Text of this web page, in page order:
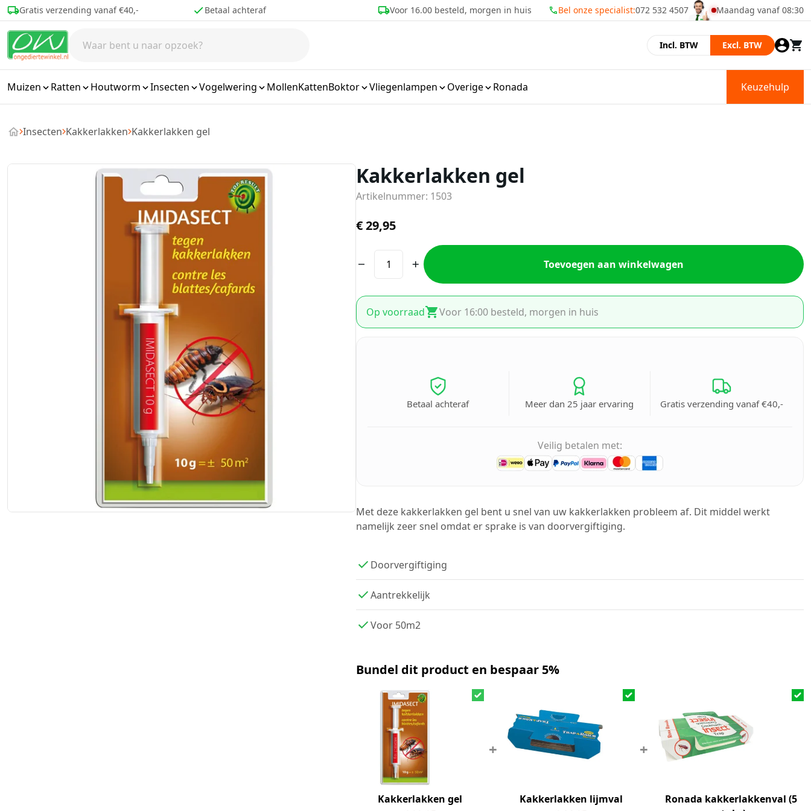
Ga naar de inhoud
Betaal achteraf Voor 16.00 besteld, morgen in huis Meer dan 25 jaar ervaring Bel onze specialist:072 532 4507
Momenteel zijn wij
Maandag vanaf 08:30
Incl. BTW Excl. BTW
Muizen Ratten Houtworm Insecten Vogelwering MollenKattenBoktor Vliegenlampen Overige Ronada Keuzehulp
Insecten Kakkerlakken Kakkerlakken gel
Kakkerlakken gel
Artikelnummer: 1503
€29,95
Toevoegen aan winkelwagen
Op voorraad Voor 16:00 besteld, morgen in huis
Betaal achteraf Meer dan 25 jaar ervaring Gratis verzending vanaf €40,-
Veilig betalen met:
Met deze kakkerlakken gel bent u snel van uw kakkerlakken probleem af. Dit middel werkt
namelijk zeer snel omdat er sprake is van doorvergiftiging.
Doorvergiftiging
Aantrekkelijk
Voor 50m2
Bundel dit product en bespaar 5%
Kakkerlakken gel
+
Kakkerlakken lijmval
+
Ronada kakkerlakkenval (5